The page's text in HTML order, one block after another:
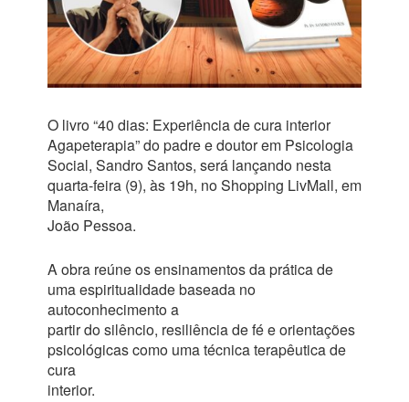
O livro “40 dias: Experiência de cura interior
Agapeterapia” do padre e doutor em Psicologia
Social, Sandro Santos, será lançando nesta
quarta-feira (9), às 19h, no Shopping LivMall, em
Manaíra,
João Pessoa.
A obra reúne os ensinamentos da prática de
uma espiritualidade baseada no
autoconhecimento a
partir do silêncio, resiliência de fé e orientações
psicológicas como uma técnica terapêutica de
cura
interior.